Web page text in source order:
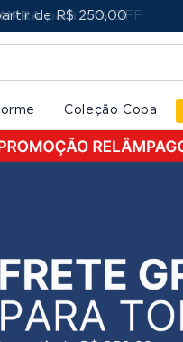
de R$ 250,00
Coleção Copa